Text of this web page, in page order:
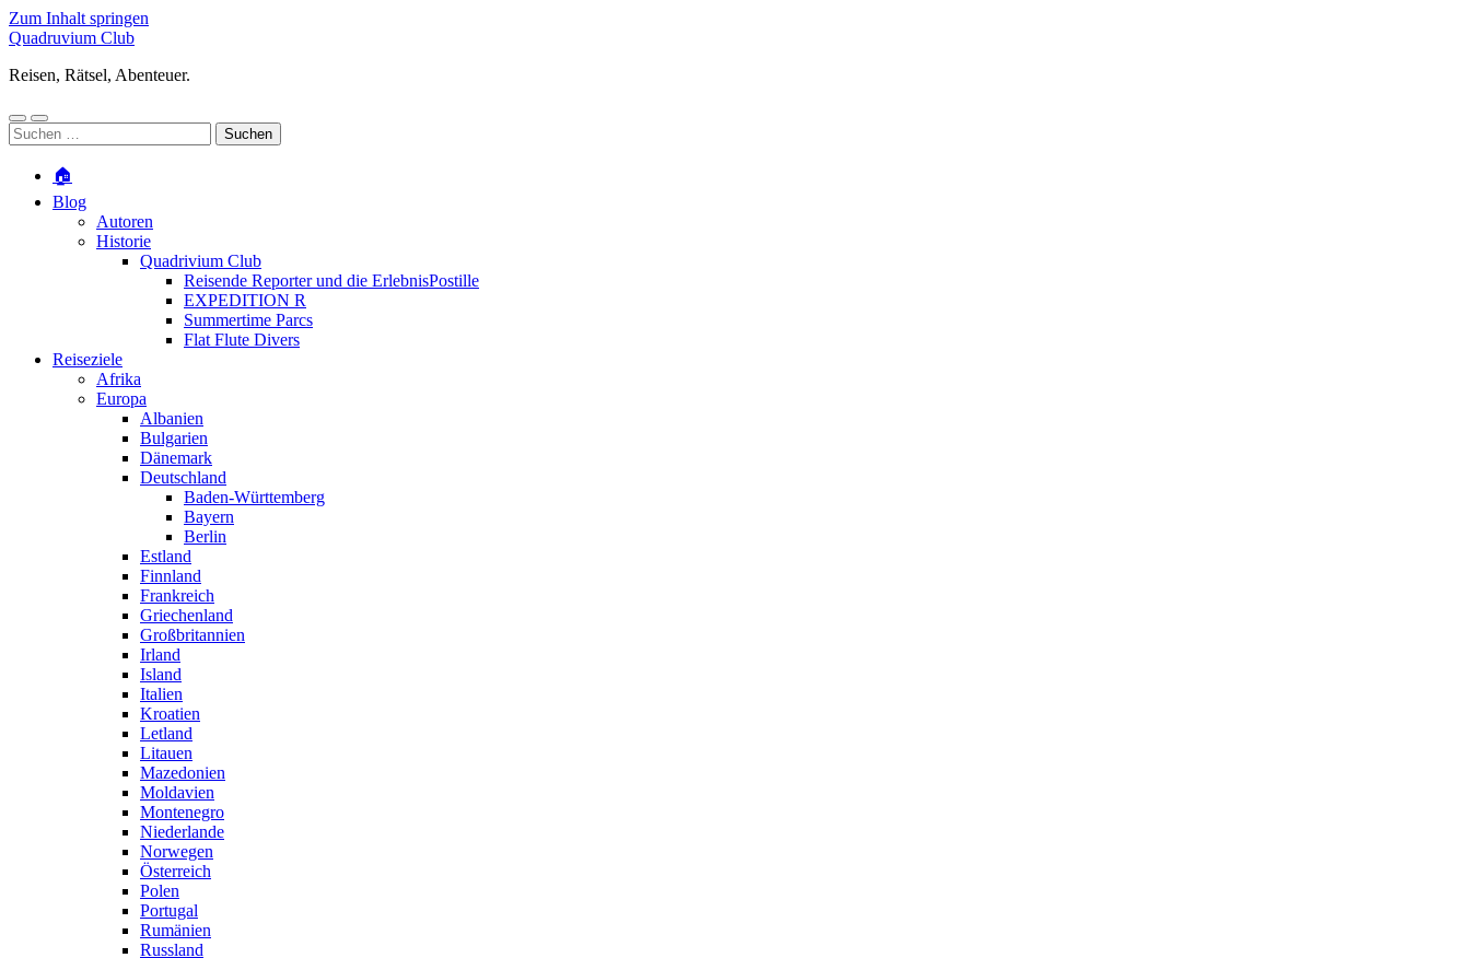
Zum Inhalt springen
Quadruvium Club
Reisen, Rätsel, Abenteuer.
Mobile-
Menü
Suchfeld
ein-/ausblenden
Suchen
nach:
🏠
Blog
Autoren
Historie
Quadrivium Club
Reisende Reporter und die ErlebnisPostille
EXPEDITION R
Summertime Parcs
Flat Flute Divers
Reiseziele
Afrika
Europa
Albanien
Bulgarien
Dänemark
Deutschland
Baden-Württemberg
Bayern
Berlin
Estland
Finnland
Frankreich
Griechenland
Großbritannien
Irland
Island
Italien
Kroatien
Letland
Litauen
Mazedonien
Moldavien
Montenegro
Niederlande
Norwegen
Österreich
Polen
Portugal
Rumänien
Russland